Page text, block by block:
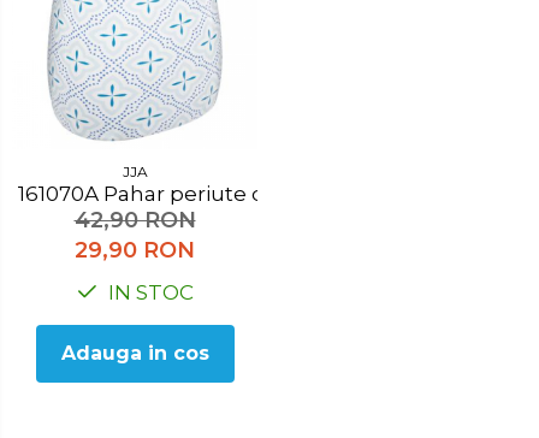
JJA
161070A Pahar periute de dinti
42,90 RON
29,90 RON
IN STOC
Adauga in cos